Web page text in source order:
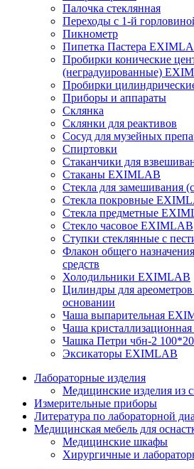
Палочка стеклянная
Переходы с 1-й
Пикнометр
Пипетка Пастера
Пробирки конические
(неградуированные)
Пробирки
Приборы и аппараты
Склянка
Склянки для реактивов
Сосуд для музейных
Спиртовки
Стаканчики для
Стаканы EXIMLAB
Стекла для замешивания
Стекла покровные
Стекла предметные
Стекло часовое EXIMLAB
Ступки стеклянные с
Флакон общего
средств
Холодильники EXIMLAB
Цилиндры для
основании
Чаша выпарительная
Чаша
Чашка Петри чбн-2
Эксикаторы EXIMLAB
Лабораторные изделия
Медицинские изделия из
Измерительные приборы
Литература по лабораторной
Медицинская мебель для
Медицинские шкафы
Хирургичные и